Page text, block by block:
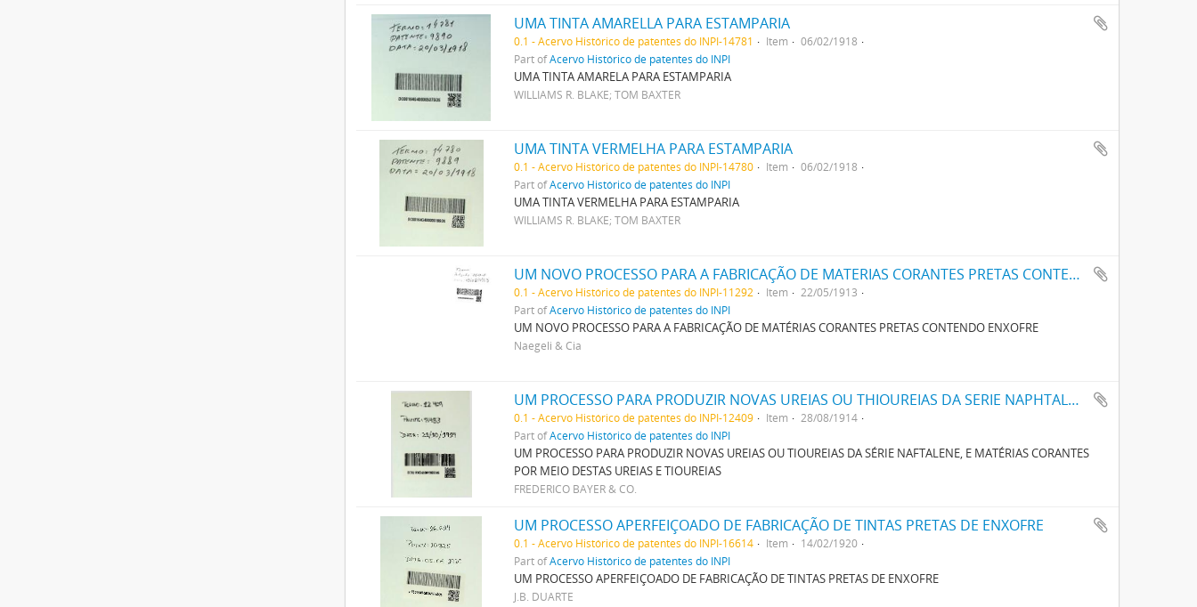
UMA TINTA AMARELLA PARA ESTAMPARIA
0.1 - Acervo Histórico de patentes do INPI-14781 Item
06/02/1918
Part ofAcervo Histórico de patentes do INPI
UMA TINTA AMARELA PARA ESTAMPARIA
WILLIAMS R. BLAKE; TOM BAXTER
UMA TINTA VERMELHA PARA ESTAMPARIA
0.1 - Acervo Histórico de patentes do INPI-14780 Item
06/02/1918
Part ofAcervo Histórico de patentes do INPI
UMA TINTA VERMELHA PARA ESTAMPARIA
WILLIAMS R. BLAKE; TOM BAXTER
UM NOVO PROCESSO PARA A FABRICAÇÃO DE MATERIAS CORANTES PRETAS CONTENDO ENXOFRE
0.1 - Acervo Histórico de patentes do INPI-11292 Item
22/05/1913
Part ofAcervo Histórico de patentes do INPI
UM NOVO PROCESSO PARA A FABRICAÇÃO DE MATÉRIAS CORANTES PRETAS CONTENDO ENXOFRE
Naegeli & Cia
UM PROCESSO PARA PRODUZIR NOVAS UREIAS OU THIOUREIAS DA SERIE NAPHTALENE, E MATERIAS CORANTES POR MEIO DESTAS UREIAS E THIOUREIAS
0.1 - Acervo Histórico de patentes do INPI-12409 Item
28/08/1914
Part ofAcervo Histórico de patentes do INPI
UM PROCESSO PARA PRODUZIR NOVAS UREIAS OU TIOUREIAS DA SÉRIE NAFTALENE, E MATÉRIAS CORANTES
POR MEIO DESTAS UREIAS E TIOUREIAS
FREDERICO BAYER & CO.
UM PROCESSO APERFEIÇOADO DE FABRICAÇÃO DE TINTAS PRETAS DE ENXOFRE
0.1 - Acervo Histórico de patentes do INPI-16614 Item
14/02/1920
Part ofAcervo Histórico de patentes do INPI
UM PROCESSO APERFEIÇOADO DE FABRICAÇÃO DE TINTAS PRETAS DE ENXOFRE
J.B. DUARTE